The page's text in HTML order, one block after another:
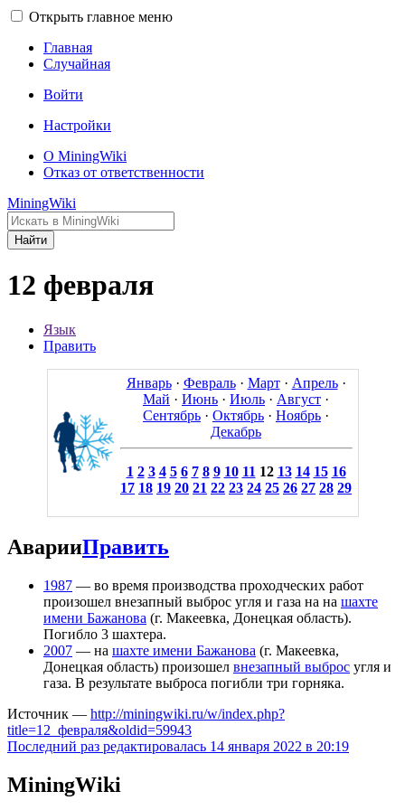
Открыть главное меню
Главная
Случайная
Войти
Настройки
О MiningWiki
Отказ от ответственности
MiningWiki
Найти
12 февраля
Язык
Править
Январь· Февраль· Март· Апрель·
Май · Июнь · Июль · Август ·
Сентябрь · Октябрь · Ноябрь ·
Декабрь
1 2 3 4 5 6 7 8 9 10 11 12 13 14 15 16
17 18 19 20 21 22 23 24 25 26 27 28 29
АварииПравить
1987 — во время производства проходческих работ
произошел внезапный выброс угля и газа на на шахте
имени Бажанова (г. Макеевка, Донецкая область).
Погибло 3 шахтера.
2007 — на шахте имени Бажанова (г. Макеевка,
Донецкая область) произошел внезапный выброс угля и
газа. В результате выброса погибли три горняка.
Источник — http://miningwiki.ru/w/index.php?
title=12_февраля&oldid=59943
Последний раз редактировалась 14 января 2022 в 20:19
MiningWiki